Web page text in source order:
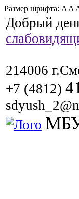
Размер шрифта: A A
Добрый
214006
+7 (4812)